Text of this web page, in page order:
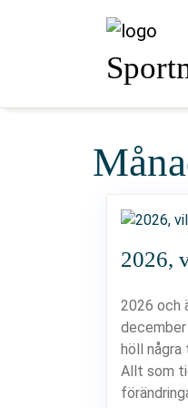
2026,
2026 och
december
höll
Allt som